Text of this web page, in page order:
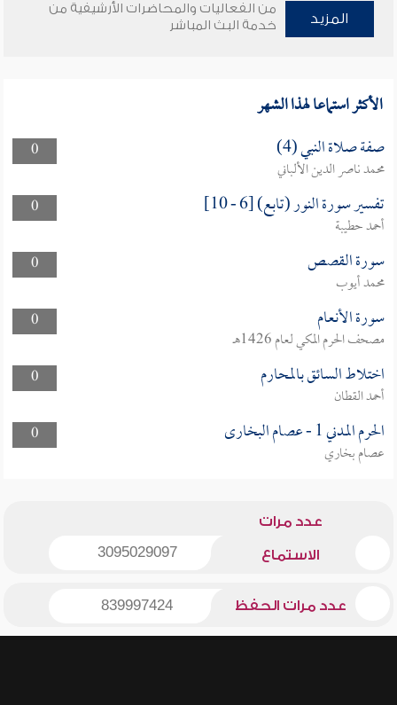
المزيد
من الفعاليات والمحاضرات الأرشيفية من
خدمة البث المباشر
الأكثر استماعا لهذا الشهر
0 صفة صلاة النبي (4)
محمد ناصر الدين الألباني
0
تفسير سورة النور (تابع) [6 - 10]
أحمد حطيبة
0
سورة القصص
محمد أيوب
0
سورة الأنعام
مصحف الحرم المكي لعام 1426هـ
0
اختلاط السائق بالمحارم
أحمد القطان
0
الحرم المدني 1 - عصام البخارى
عصام بخاري
عدد مرات
الاستماع 3095029097
عدد مرات الحفظ 839997424